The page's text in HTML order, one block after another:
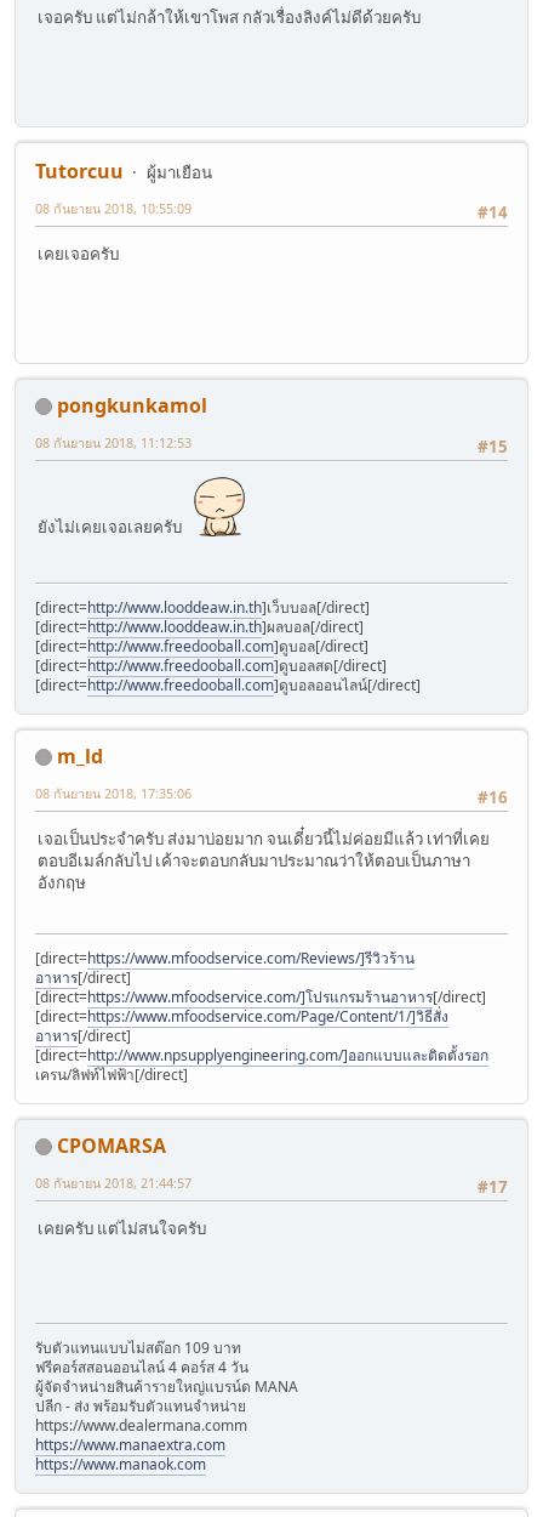
เจอครับ แต่ไม่กล้าให้เขาโพส กลัวเรื่องลิงค์ไม่ดีด้วยครับ
Tutorcuu
ผู้มาเยือน
#14
08 กันยายน 2018, 10:55:09
เคยเจอครับ
pongkunkamol
#15
08 กันยายน 2018, 11:12:53
ยังไม่เคยเจอเลยครับ
[direct=http://www.looddeaw.in.th]เว็บบอล[/direct]
[direct=http://www.looddeaw.in.th]ผลบอล[/direct]
[direct=http://www.freedooball.com]ดูบอล[/direct]
[direct=http://www.freedooball.com]ดูบอลสด[/direct]
[direct=http://www.freedooball.com]ดูบอลออนไลน์[/direct]
m_ld
#16
08 กันยายน 2018, 17:35:06
เจอเป็นประจำครับ ส่งมาบ่อยมาก จนเดี๋ยวนี้ไม่ค่อยมีแล้ว เท่าที่เคย
ตอบอีเมล์กลับไป เค้าจะตอบกลับมาประมาณว่าให้ตอบเป็นภาษา
อังกฤษ
[direct=https://www.mfoodservice.com/Reviews/]รีวิวร้าน
อาหาร[/direct]
[direct=https://www.mfoodservice.com/]โปรแกรมร้านอาหาร[/direct]
[direct=https://www.mfoodservice.com/Page/Content/1/]วิธีสั่ง
อาหาร[/direct]
[direct=http://www.npsupplyengineering.com/]ออกแบบและติดตั้งรอก
เครน/ลิฟท์ไฟฟ้า[/direct]
CPOMARSA
#17
08 กันยายน 2018, 21:44:57
เคยครับ แต่ไม่สนใจครับ
รับตัวแทนแบบไม่สต๊อก 109 บาท
ฟรีคอร์สสอนออนไลน์ 4 คอร์ส 4 วัน
ผู้จัดจำหน่ายสินค้ารายใหญ่แบรน์ด MANA
ปลีก - ส่ง พร้อมรับตัวแทนจำหน่าย
้https://www.dealermana.comm
https://www.manaextra.com
https://www.manaok.com